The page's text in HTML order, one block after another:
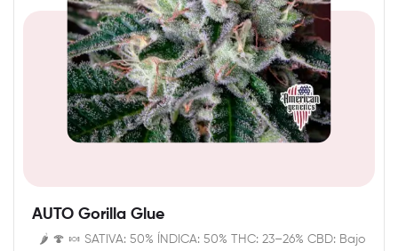
AUTO Gorilla Glue
🌶️ 🍄 🍬 SATIVA: 50% ÍNDICA: 50% THC: 23–26% CBD: Bajo